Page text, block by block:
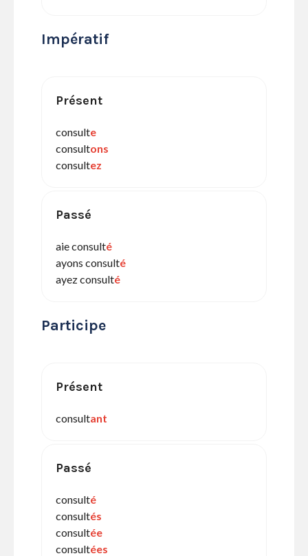
Impératif
Présent
consulte
consultons
consultez
Passé
aie consulté
ayons consulté
ayez consulté
Participe
Présent
consultant
Passé
consulté
consultés
consultée
consultées